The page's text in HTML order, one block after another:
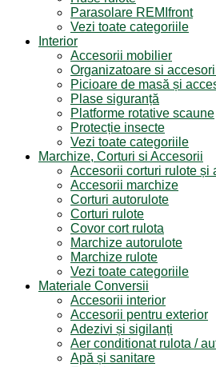
Parasolare REMIfront
Vezi toate categoriile
Interior
Accesorii mobilier
Organizatoare si
Picioare de masă și
Plase siguranță
Platforme rotative scaune
Protecție insecte
Vezi toate categoriile
Marchize, Corturi si Accesorii
Accesorii corturi rulote și
Accesorii marchize
Corturi autorulote
Corturi rulote
Covor cort rulota
Marchize autorulote
Marchize rulote
Vezi toate categoriile
Materiale Conversii
Accesorii interior
Accesorii pentru exterior
Adezivi și sigilanți
Aer conditionat rulota /
Apă și sanitare